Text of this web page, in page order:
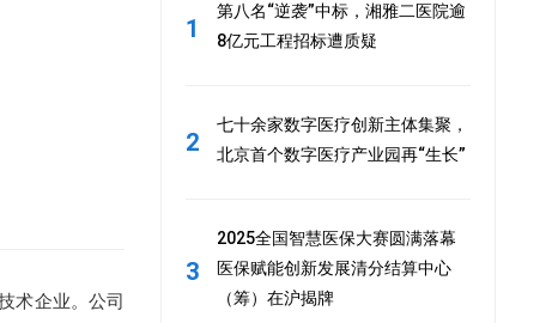
术企业。公司
1
第八名“逆袭”中标，湘雅二医院逾
8亿元工程招标遭质疑
2
七十余家数字医疗创新主体集聚，
北京首个数字医疗产业园再“生长”
3
2025全国智慧医保大赛圆满落幕
医保赋能创新发展清分结算中心
（筹）在沪揭牌